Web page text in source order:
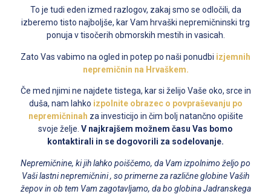
To je tudi eden izmed razlogov, zakaj smo se odločili, da
izberemo tisto najboljše, kar Vam hrvaški nepremičninski trg
ponuja v tisočerih obmorskih mestih in vasicah.
Zato Vas vabimo na ogled in potep po naši ponudbi izjemnih
nepremičnin na Hrvaškem.
Če med njimi ne najdete tistega, kar si želijo Vaše oko, srce in
duša, nam lahko izpolnite obrazec o povpraševanju po
nepremičninah za investicijo in čim bolj natančno opišite
svoje želje. V najkrajšem možnem času Vas bomo
kontaktirali in se dogovorili za sodelovanje.
Nepremičnine, ki jih lahko poiščemo, da Vam izpolnimo željo po
Vaši lastni nepremičnini , so primerne za različne globine Vaših
žepov in ob tem Vam zagotavljamo, da bo globina Jadranskega